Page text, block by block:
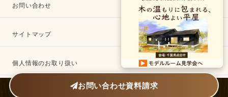
お問い合わせ
サイトマップ
個人情報のお取り扱い
©2009-2024 Kinosumai Koubou
お問い合わせ資料請求